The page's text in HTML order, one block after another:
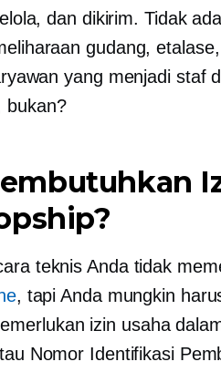
dan dikirim. Tidak
gudang,
yang menjadi staf
bukan?
teknis Anda tidak
, tapi Anda mungkin
izin usaha
Nomor Identifikasi